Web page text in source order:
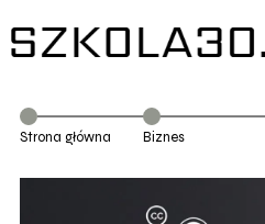
Strona główna Biznes